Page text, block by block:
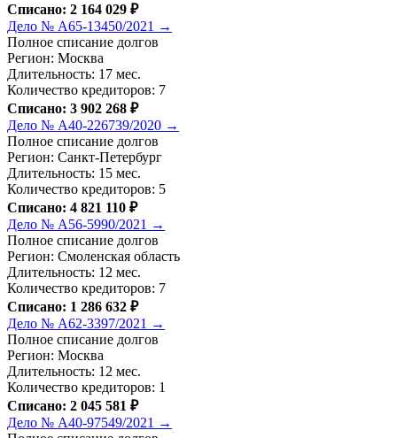
Списано: 2 164 029 ₽
Дело № А65-13450/2021 →
Полное списание долгов
Регион: Москва
Длительность: 17 мес.
Количество кредиторов: 7
Списано: 3 902 268 ₽
Дело № А40-226739/2020 →
Полное списание долгов
Регион: Санкт-Петербург
Длительность: 15 мес.
Количество кредиторов: 5
Списано: 4 821 110 ₽
Дело № А56-5990/2021 →
Полное списание долгов
Регион: Смоленская область
Длительность: 12 мес.
Количество кредиторов: 7
Списано: 1 286 632 ₽
Дело № А62-3397/2021 →
Полное списание долгов
Регион: Москва
Длительность: 12 мес.
Количество кредиторов: 1
Списано: 2 045 581 ₽
Дело № А40-97549/2021 →